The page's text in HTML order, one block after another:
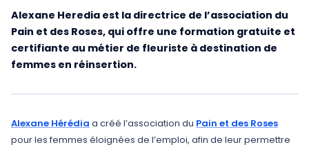
Alexane Heredia est la directrice de l’association du
Pain et des Roses, qui offre une formation gratuite et
certifiante au métier de fleuriste à destination de
femmes en réinsertion.
Alexane Hérédia a créé l’association du Pain et des Roses
pour les femmes éloignées de l’emploi, afin de leur permettre